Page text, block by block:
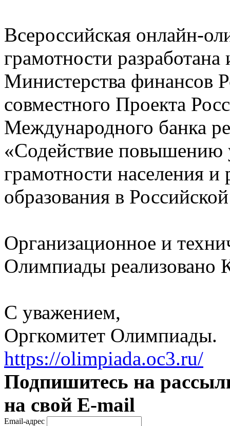
Всероссийская онлайн-
грамотности разработана
Министерства финансов
совместного Проекта
Международного банка
«Содействие повышению
грамотности населения
образования в
Организационное и
Олимпиады реализовано
С уважением,
Оргкомитет Олимпиады.
https://olimpiada.oc3.ru/
Подпишитесь на
на свой E-mail
Email-адрес